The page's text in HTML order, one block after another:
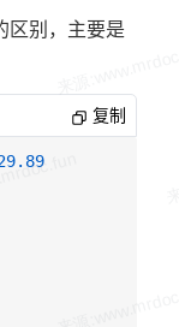
Slave 172.22
Background
saved on disk
RDB:
区别，主要是
复制
.89